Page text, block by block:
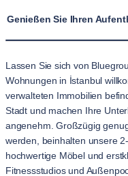
Genießen Sie Ihren
Lassen Sie sich von
Wohnungen in İstanbul
verwalteten Immobilien
Stadt und machen Ihre
angenehm. Großzügig
werden, beinhalten unsere
hochwertige Möbel und
Fitnessstudios und